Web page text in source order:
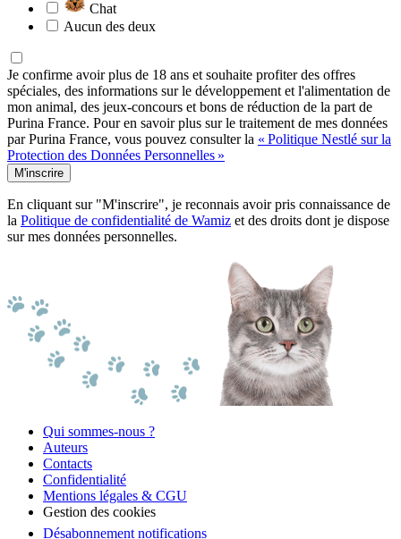
Chat
Aucun des deux
Je confirme avoir plus de 18 ans et souhaite profiter des offres
spéciales, des informations sur le développement et l'alimentation de
mon animal, des jeux-concours et bons de réduction de la part de
Purina France. Pour en savoir plus sur le traitement de mes données
par Purina France, vous pouvez consulter la « Politique Nestlé sur la
Protection des Données Personnelles »
M'inscrire
En cliquant sur "M'inscrire", je reconnais avoir pris connaissance de
la Politique de confidentialité de Wamiz et des droits dont je dispose
sur mes données personnelles.
Qui sommes-nous ?
Auteurs
Contacts
Confidentialité
Mentions légales & CGU
Gestion des cookies
Désabonnement notifications